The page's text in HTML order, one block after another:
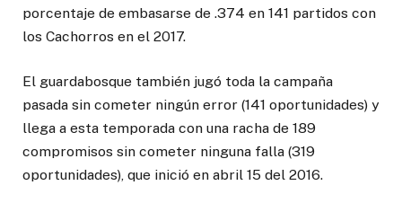
porcentaje de embasarse de .374 en 141 partidos con
los Cachorros en el 2017.
El guardabosque también jugó toda la campaña
pasada sin cometer ningún error (141 oportunidades) y
llega a esta temporada con una racha de 189
compromisos sin cometer ninguna falla (319
oportunidades), que inició en abril 15 del 2016.